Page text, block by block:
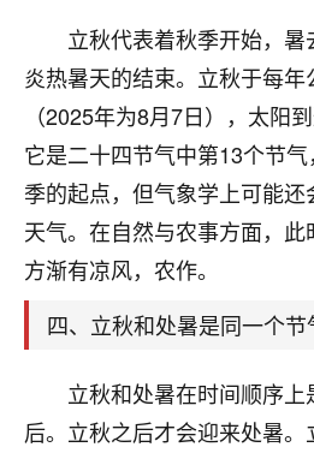
立秋代表着秋季开始，
炎热暑天的结束。立秋于每年
（2025年为8月7日），太阳
它是二十四节气中第13个节
季的起点，但气象学上可能还
天气。在自然与农事方面，
方渐有凉风，农作。
四、立秋和处暑是同一个节
立秋和处暑在时间顺序
后。立秋之后才会迎来处暑
2小时前 来自海南
梦醒时分
我女儿高二叛逆，大半年不
的，把我们两口子愁的不行
师，一开始我是病急乱投
做完，我女儿跟变了个人一
大学，只要能安安稳稳的把
3小时前 来自河北